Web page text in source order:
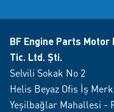
BF Engine Parts Motor
Tic. Ltd. Şti.
Selvili Sokak No 2
Helis Beyaz Ofis İş
Yeşilbağlar Mahallesi -